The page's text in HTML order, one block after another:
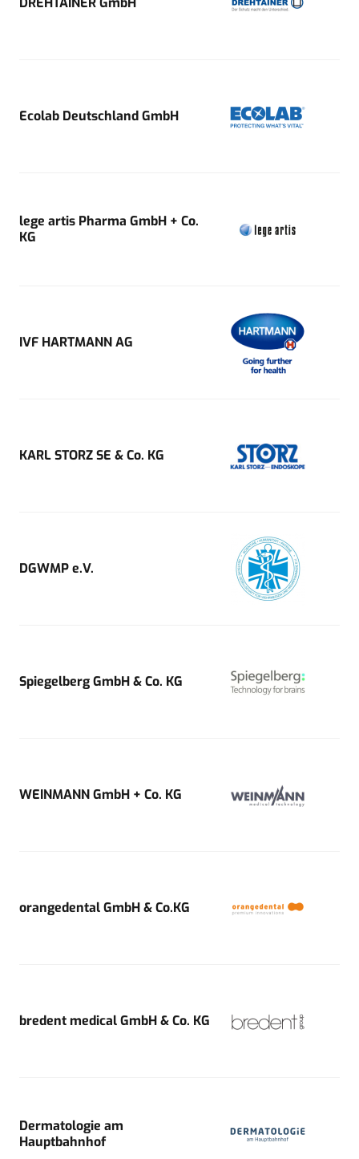
Ecolab Deutschland GmbH
lege artis Pharma GmbH + Co.
KG
IVF HARTMANN AG
KARL STORZ SE & Co. KG
DGWMP e.V.
Spiegelberg GmbH & Co. KG
WEINMANN GmbH + Co. KG
orangedental GmbH & Co.KG
bredent medical GmbH & Co. KG
Dermatologie am
Hauptbahnhof